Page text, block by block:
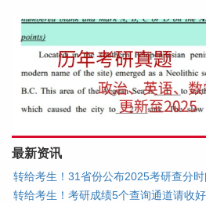
最新资讯
转给考生！31省份公布2025考研查分时
转给考生！考研成绩5个查询通道请收好